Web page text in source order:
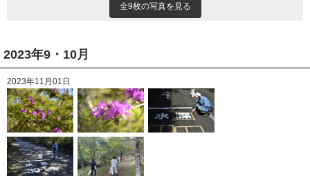
全9枚の写真を見る
2023年9・10月
2023年11月01日